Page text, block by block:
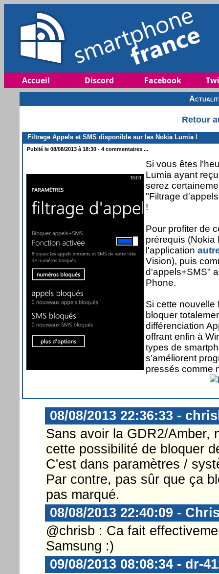
Accueil Discord Facebook
Retour
Filtrage Appels et SMS disponible sur les Nokia Lumia !
Publié le 08/08/2013 à 18:30 - 4 commentaires ...
Si vous êtes
Lumia ayant
serez
"Filtrage
!
Pour profiter de
prérequis (Nokia
l'application
Vision), puis
d'appels+SMS"
Phone.
Si cette nouvelle
bloquer
différenciation
offrant enfin à
types de
s’améliorent
pressés comme
08/08/2013 22:36:33 -
Sans avoir la GDR2/Amber,
cette possibilité de bloquer
C'est dans paramètres /
Par contre, pas sûr que ça
pas marqué.
08/08/2013 22:40:09 -
@chrisb : Ca fait
Samsung :)
09/08/2013 08:08:34 - dr-